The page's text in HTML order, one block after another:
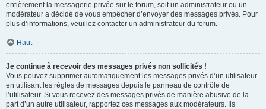
entièrement la messagerie privée sur le forum, soit un administrateur ou un
modérateur a décidé de vous empêcher d’envoyer des messages privés. Pour
plus d’informations, veuillez contacter un administrateur du forum.
Haut
Je continue à recevoir des messages privés non sollicités !
Vous pouvez supprimer automatiquement les messages privés d’un utilisateur
en utilisant les règles de messages depuis le panneau de contrôle de
l’utilisateur. Si vous recevez des messages privés de manière abusive de la
part d’un autre utilisateur, rapportez ces messages aux modérateurs. Ils